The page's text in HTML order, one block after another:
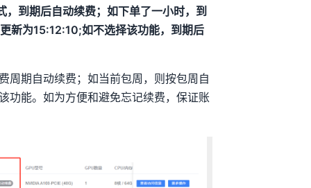
到期后自动续费；如下单了一小时，到
新为15:12:10;如不选择该功能，到期后
周期自动续费；如当前包周，则按包周自
功能。如为方便和避免忘记续费，保证账